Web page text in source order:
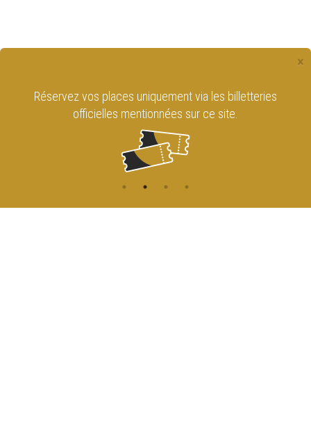
×
Réservez vos places uniquement via les billetteries
officielles mentionnées sur ce site.